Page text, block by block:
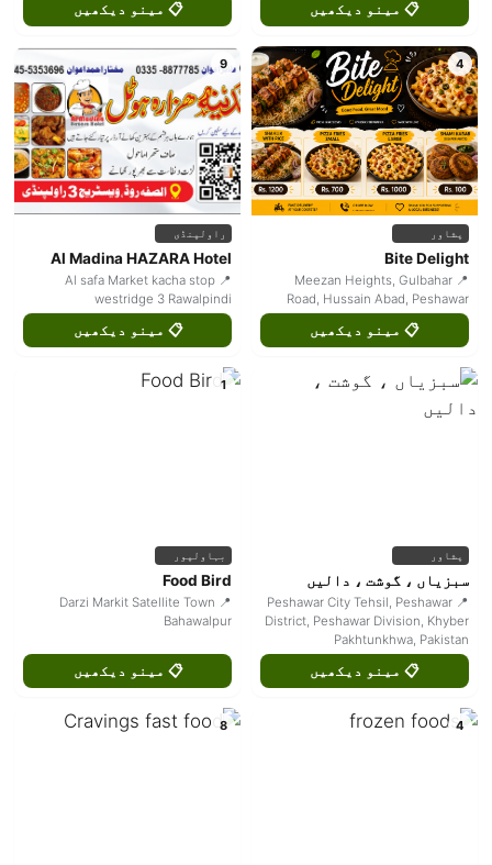
📋 مینو دیکھیں 📋 مینو دیکھیں
4
پشاور
Bite Delight
📍 Meezan Heights, Gulbahar
Road, Hussain Abad, Peshawar
📋 مینو دیکھیں
9
راولپنڈی
Al Madina HAZARA Hotel
📍 Al safa Market kacha stop
westridge 3 Rawalpindi
📋 مینو دیکھیں
پشاور
سبزیاں ، گوشت ، دالیں
📍 Peshawar City Tehsil, Peshawar
District, Peshawar Division, Khyber
Pakhtunkhwa, Pakistan
📋 مینو دیکھیں
1
بہاولپور
Food Bird
📍 Darzi Markit Satellite Town
Bahawalpur
📋 مینو دیکھیں
4
8